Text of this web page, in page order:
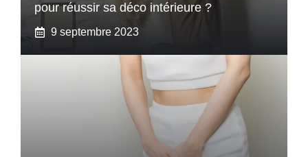
pour réussir sa déco intérieure ?
9 septembre 2023